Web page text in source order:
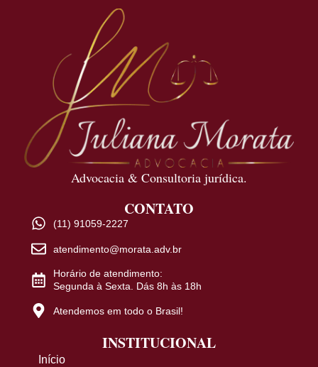
Advocacia & Consultoria jurídica.
CONTATO
(11) 91059-2227
atendimento@morata.adv.br
Horário de atendimento:
Segunda à Sexta. Dás 8h às 18h
Atendemos em todo o Brasil!
INSTITUCIONAL
Início